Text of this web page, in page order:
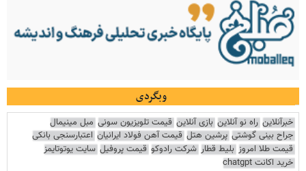
وبگردی
خبرآنلاین راه نو آنلاین بازی آنلاین قیمت تلویزیون سونی مبل مینیمال
جراح بینی گوشتی پرشین هتل قیمت آهن فولاد ایرانیان اعتبارسنجی بانکی
قیمت طلا امروز بلیط قطار شرکت رادوکو قیمت پروفیل سایت یوتوتایمز
خرید اکانت chatgpt